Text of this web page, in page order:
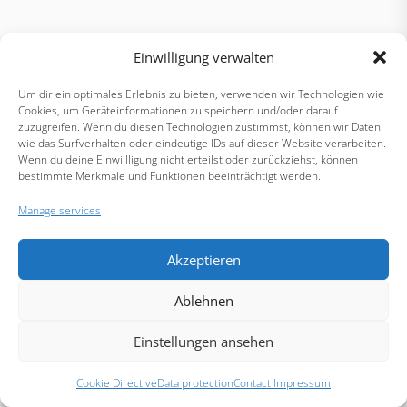
Einwilligung verwalten
Um dir ein optimales Erlebnis zu bieten, verwenden wir Technologien wie
Cookies, um Geräteinformationen zu speichern und/oder darauf
zuzugreifen. Wenn du diesen Technologien zustimmst, können wir Daten
wie das Surfverhalten oder eindeutige IDs auf dieser Website verarbeiten.
Wenn du deine Einwillligung nicht erteilst oder zurückziehst, können
bestimmte Merkmale und Funktionen beeinträchtigt werden.
Manage services
Akzeptieren
Ablehnen
Einstellungen ansehen
Cookie DirectiveData protectionContact Impressum